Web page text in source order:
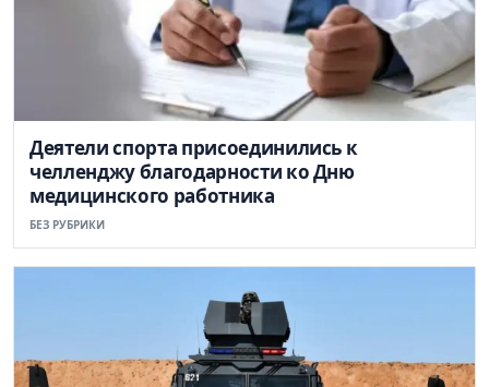
Деятели спорта присоединились к
челленджу благодарности ко Дню
медицинского работника
БЕЗ РУБРИКИ